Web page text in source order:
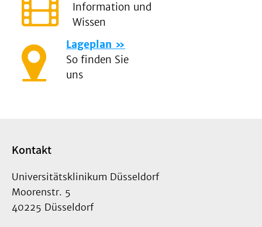
Information und
Wissen
Lageplan
So finden Sie
uns
Kontakt
Universitätsklinikum Düsseldorf
Moorenstr. 5
40225 Düsseldorf